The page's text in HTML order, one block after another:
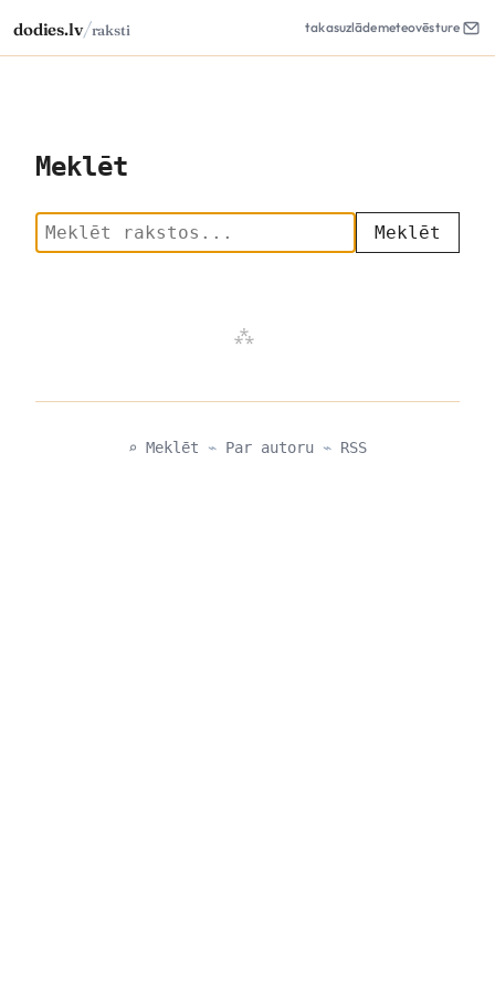
dodies.lv/raksti takasuzlādemeteovēsture
Meklēt
Meklēt
⌕ Meklēt ⌁ Par autoru ⌁ RSS